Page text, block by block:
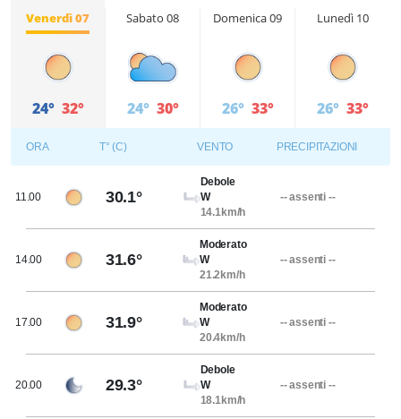
Venerdì 07
24° 32°
Sabato 08
24° 30°
Domenica 09
26° 33°
Lunedì 10
26° 33°
ORA T° (C) VENTO PRECIPITAZIONI
11.00 30.1°
Debole
W
14.1km/h
-- assenti --
14.00 31.6°
Moderato
W
21.2km/h
-- assenti --
17.00 31.9°
Moderato
W
20.4km/h
-- assenti --
20.00 29.3°
Debole
W
18.1km/h
-- assenti --